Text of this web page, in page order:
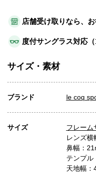
店舗受け取りなら、お
度付サングラス対応（
サイズ・素材
ブランド le coq
サイズ
フレーム
レンズ横
鼻幅：
テンプル
天地幅：